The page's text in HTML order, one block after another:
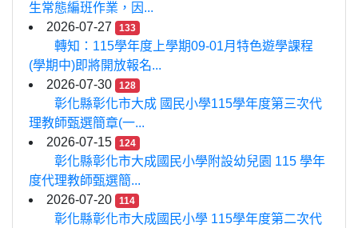
生常態編班作業，因...
2026-07-27
133
轉知：115學年度上學期09-01月特色遊學課程
(學期中)即將開放報名...
2026-07-30
128
彰化縣彰化市大成 國民小學115學年度第三次代
理教師甄選簡章(一...
2026-07-15
124
彰化縣彰化市大成國民小學附設幼兒園 115 學年
度代理教師甄選簡...
2026-07-20
114
彰化縣彰化市大成國民小學 115學年度第二次代